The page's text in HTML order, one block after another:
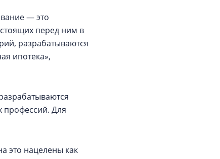
— это
перед ним в
разрабатываются
ипотека»,
профессий. Для
это нацелены как